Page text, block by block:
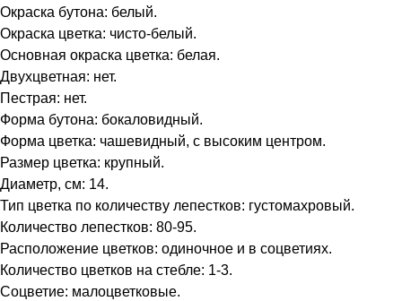
Окраска бутона: белый.
Окраска цветка: чисто-белый.
Основная окраска цветка: белая.
Двухцветная: нет.
Пестрая: нет.
Форма бутона: бокаловидный.
Форма цветка: чашевидный, с высоким центром.
Размер цветка: крупный.
Диаметр, см: 14.
Тип цветка по количеству лепестков: густомахровый.
Количество лепестков: 80-95.
Расположение цветков: одиночное и в соцветиях.
Количество цветков на стебле: 1-3.
Соцветие: малоцветковые.